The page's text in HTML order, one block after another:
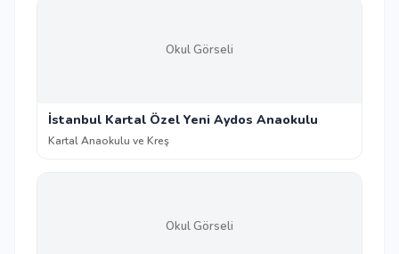
Okul Görseli
İstanbul Kartal Özel Yeni Aydos Anaokulu
Kartal Anaokulu ve Kreş
Okul Görseli